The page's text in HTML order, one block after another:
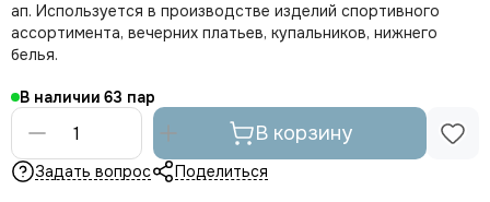
ап. Используется в производстве изделий спортивного
ассортимента, вечерних платьев, купальников, нижнего
белья.
В наличии 63
В корзину
Задать вопрос Поделиться